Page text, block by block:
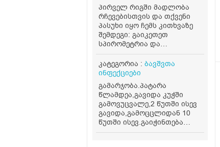
გაუღიზიანდა,დილით
გაიღვიძა დასიებული ყბით
,გავაკეთეთ ეხო,ლიმფური
ჯირკვლებია
გადიდებული,20მმ
,ანთებითი პროცესიო.ჩვენი
პედიატრი არ იყო ადგილზე
და სხვასთან მყავდა.ამ
პედიტა ანალიზებში არაა
ბაქტერიული ფონიო და. ჯერ
ანტიბიოტიკი არ
უნდაო.ტეპერატურაც
პირველ დღეს დაბალი
ჰქონდა, დღეს აღარ აქვს
პირველ რიგში მადლობა
რჩევებისთვის და თქვენი
პასუხი იყო ჩემს კითხვაზე
შემდეგი: გაიკეთეთ
სპირომეტრია და
ალერგოლოგიური ტესტი
(განსაზღვრავს ასთმის
ტიპს). ინჰალატორები
ექიმის მითითებით,
თვითნებურად არ
შეწყვიტოთ. ბუნებრივად:
ხელს უწყობს თბილი
ორთქლის ინჰალაცია,
თბილი წყლის მიღება.
კატეგორია : ბავშვთა
ინფექციები
გამარჯობა.პატარა
წლამდეა,გავიდა კუჭში
გამოვუცვალე,2 წუთში ისევ
გავიდა,გამოცცლიდან 10
წუთში ისევ.გაიჭინთება
გავა.აშლილი არაა,ღამეც